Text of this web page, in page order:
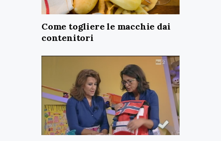
Come togliere le macchie dai
contenitori